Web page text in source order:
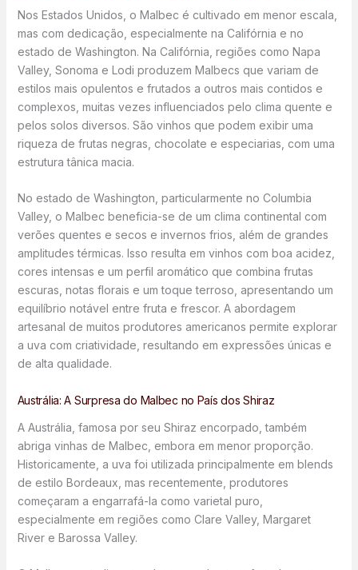
Nos Estados Unidos, o Malbec é cultivado em menor escala,
mas com dedicação, especialmente na Califórnia e no
estado de Washington. Na Califórnia, regiões como Napa
Valley, Sonoma e Lodi produzem Malbecs que variam de
estilos mais opulentos e frutados a outros mais contidos e
complexos, muitas vezes influenciados pelo clima quente e
pelos solos diversos. São vinhos que podem exibir uma
riqueza de frutas negras, chocolate e especiarias, com uma
estrutura tânica macia.
No estado de Washington, particularmente no Columbia
Valley, o Malbec beneficia-se de um clima continental com
verões quentes e secos e invernos frios, além de grandes
amplitudes térmicas. Isso resulta em vinhos com boa acidez,
cores intensas e um perfil aromático que combina frutas
escuras, notas florais e um toque terroso, apresentando um
equilíbrio notável entre fruta e frescor. A abordagem
artesanal de muitos produtores americanos permite explorar
a uva com criatividade, resultando em expressões únicas e
de alta qualidade.
Austrália: A Surpresa do Malbec no País dos Shiraz
A Austrália, famosa por seu Shiraz encorpado, também
abriga vinhas de Malbec, embora em menor proporção.
Historicamente, a uva foi utilizada principalmente em blends
de estilo Bordeaux, mas recentemente, produtores
começaram a engarrafá-la como varietal puro,
especialmente em regiões como Clare Valley, Margaret
River e Barossa Valley.